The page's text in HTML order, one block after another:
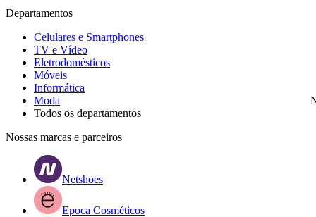
Departamentos
Celulares e Smartphones
TV e Vídeo
Eletrodomésticos
Móveis
Informática
Moda
Todos os departamentos
Nossas marcas e parceiros
Netshoes
Epoca Cosméticos